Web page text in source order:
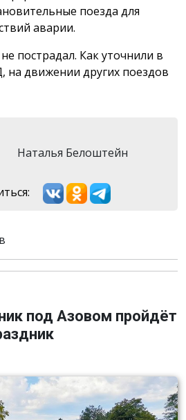
поезда для
аварии.
пострадал. Как уточнили в
на движении других поездов
Наталья Белоштейн
под Азовом пройдёт